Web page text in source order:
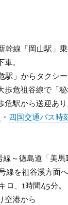
幹線「岡山駅」
。
駅」からタクシ
歩危祖谷線で「
駅から送迎あり
・ 四国交通バス時
～徳島道「美
線を祖谷溪方面
ロ、1時間45分。
空港から